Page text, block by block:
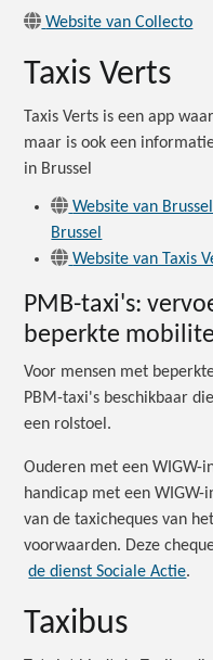
Website van Collecto
Taxis Verts
Taxis Verts is een app
maar is ook een
in Brussel
Website van
Brussel
Website van Taxis
PMB-taxi's:
beperkte
Voor mensen met
PBM-taxi's beschikbaar
een rolstoel.
Ouderen met een WIGW-
handicap met een WIGW-
van de taxicheques van
voorwaarden. Deze
de dienst Sociale Actie.
Taxibus